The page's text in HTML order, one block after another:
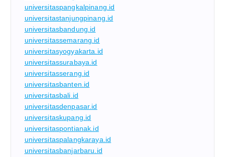
universitaspangkalpinang.id
universitastanjungpinang.id
universitasbandung.id
universitassemarang.id
universitasyogyakarta.id
universitassurabaya.id
universitasserang.id
universitasbanten.id
universitasbali.id
universitasdenpasar.id
universitaskupang.id
universitaspontianak.id
universitaspalangkaraya.id
universitasbanjarbaru.id